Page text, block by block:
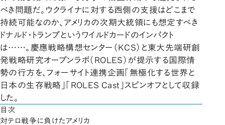
べき問題だ。ウクライナに対する西側の支援はどこまで
持続可能なのか、アメリカの次期大統領にも想定すべき
ドナルド・トランプというワイルドカードのインパクト
は……。慶應戦略構想センター（KCS）と東大先端研創
発戦略研究オープンラボ（ROLES）が提示する国際情
勢の行方を、フォーサイト連携企画「無極化する世界と
日本の生存戦略」「ROLES Cast」スピンオフとして収録
した。
目次
対テロ戦争に負けたアメリカ